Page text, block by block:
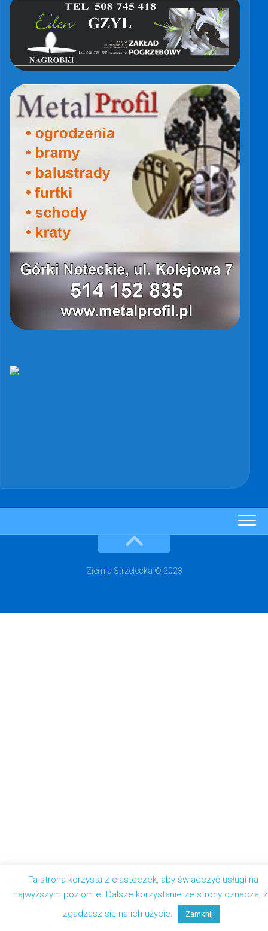
Ziemia Strzelecka © 2023
Ta strona korzysta z ciasteczek, aby świadczyć usługi na
najwyższym poziomie. Dalsze korzystanie ze strony oznacza,
zgadzasz się na ich użycie.
Zamknij